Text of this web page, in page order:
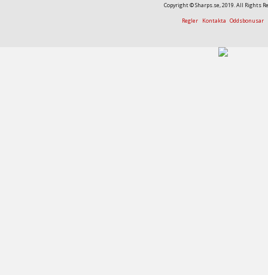
Copyright © Sharps.se, 2019. All Rights
Regler Kontakta Oddsbonusar